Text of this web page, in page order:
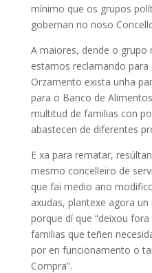
mínimo que os grupos
gobernan no noso
A maiores, dende o grupo
estamos reclamando
Orzamento exista unha
para o Banco de
multitud de familias con
abastecen de diferentes
E xa para rematar,
mesmo concelleiro de
que fai medio ano
axudas, plantexe agora
porque dí que “deixou
familias que teñen
por en funcionamento o
Compra”.